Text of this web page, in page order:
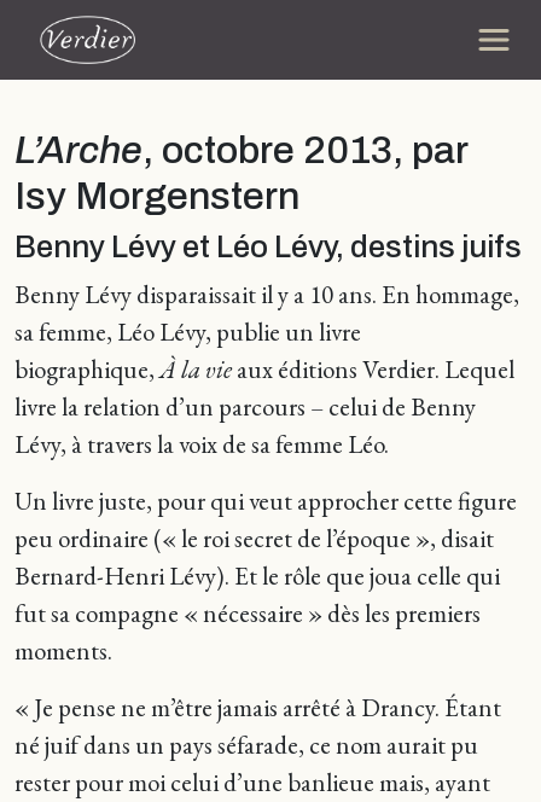
L’Arche, octobre 2013, par
Isy Morgenstern
Benny Lévy et Léo Lévy, destins juifs
Benny Lévy disparaissait il y a 10 ans. En hommage,
sa femme, Léo Lévy, publie un livre
biographique,À la vieaux éditions Verdier. Lequel
livre la relation d’un parcours – celui de Benny
Lévy, à travers la voix de sa femme Léo.
Un livre juste, pour qui veut approcher cette figure
peu ordinaire (« le roi secret de l’époque », disait
Bernard-Henri Lévy). Et le rôle que joua celle qui
fut sa compagne « nécessaire » dès les premiers
moments.
« Je pense ne m’être jamais arrêté à Drancy. Étant
né juif dans un pays séfarade, ce nom aurait pu
rester pour moi celui d’une banlieue mais, ayant